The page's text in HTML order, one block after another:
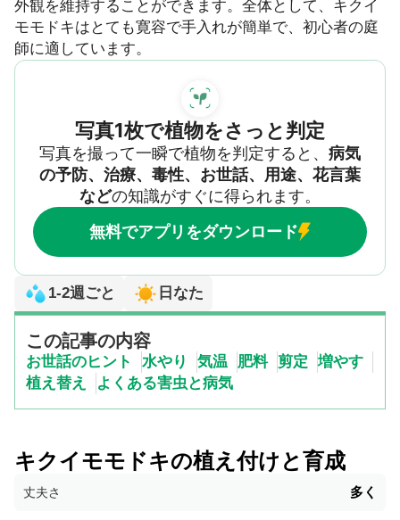
外観を維持することができます。全体として、キクイ
モモドキはとても寛容で手入れが簡単で、初心者の庭
師に適しています。
写真1枚で植物をさっと判定
写真を撮って一瞬で植物を判定すると、 病気
の予防、治療、毒性、お世話、用途、花言葉
などの知識がすぐに得られます。
無料でアプリをダウンロード
1-2週ごと 日なた
この記事の内容
お世話のヒント 水やり 気温 肥料 剪定
増やす
植え替え
よくある害虫と病気
キクイモモドキの植え付けと育成
丈夫さ 多く